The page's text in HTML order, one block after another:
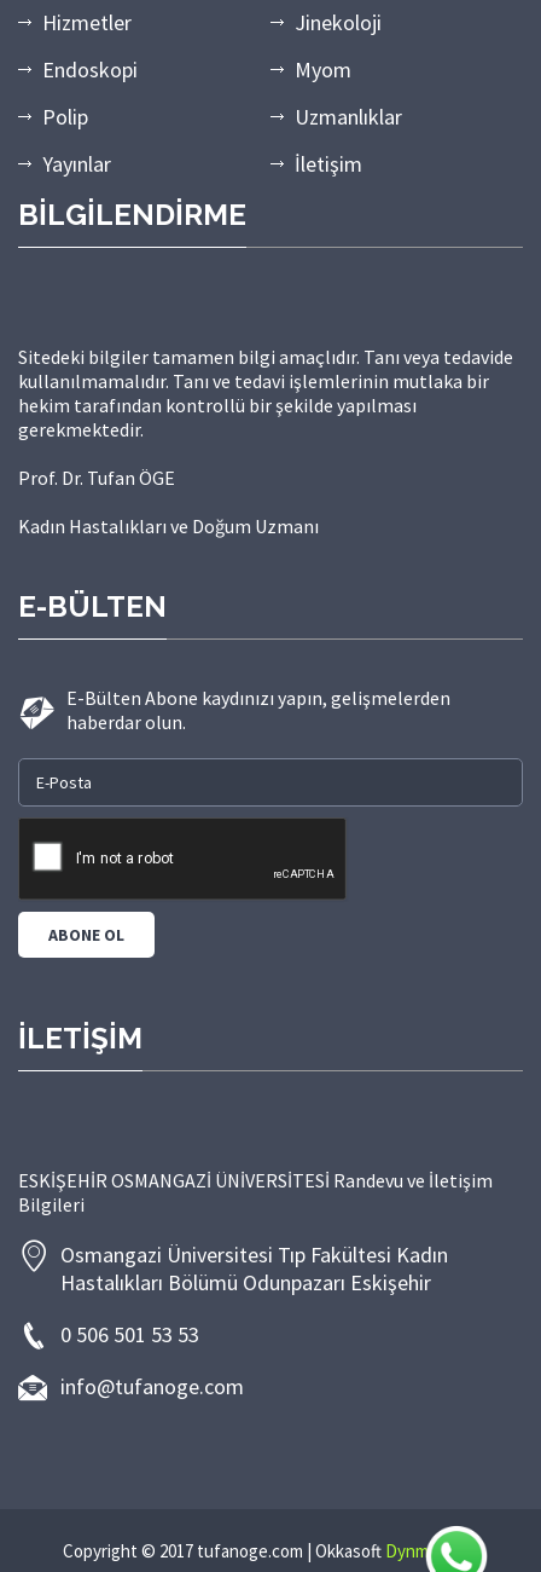
Hizmetler
Jinekoloji
Endoskopi
Myom
Polip
Uzmanlıklar
Yayınlar
İletişim
BİLGİLENDİRME
Sitedeki bilgiler tamamen bilgi amaçlıdır. Tanı veya tedavide
kullanılmamalıdır. Tanı ve tedavi işlemlerinin mutlaka bir
hekim tarafından kontrollü bir şekilde yapılması
gerekmektedir.
Prof. Dr. Tufan ÖGE
Kadın Hastalıkları ve Doğum Uzmanı
E-BÜLTEN
E-Bülten Abone kaydınızı yapın, gelişmelerden
haberdar olun.
İLETİŞİM
ESKİŞEHİR OSMANGAZİ ÜNİVERSİTESİ Randevu ve İletişim
Bilgileri
Osmangazi Üniversitesi Tıp Fakültesi Kadın
Hastalıkları Bölümü Odunpazarı Eskişehir
0 506 501 53 53
info@tufanoge.com
Copyright © 2017 tufanoge.com | Okkasoft DynmaicSite